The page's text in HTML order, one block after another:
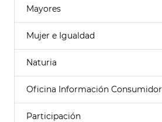
Mayores
Mujer e Igualdad
Naturia
Oficina Información Consumidor
Participación